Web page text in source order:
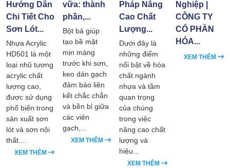
Hướng Dẫn
Chi Tiết Cho
Sơn Lót...
Nhựa Acrylic
HD501 là một
loại nhũ tương
acrylic chất
lượng cao,
được sử dụng
phổ biến trong
sản xuất sơn
lót và sơn nội
thất....
XEM THÊM
vữa: thành
phần,...
Bột bả giúp
tạo bề mặt
mịn màng
trước khi sơn,
keo dán gạch
đảm bảo liên
kết chắc chắn
và bền bỉ giữa
các viên
gạch,...
XEM THÊM
Pháp Nâng
Cao Chất
Lượng...
Dưới đây là
những điểm
nổi bật về hóa
chất ngành
nhựa và tầm
quan trọng
của chúng
trong việc
nâng cao chất
lượng và
hiệu...
XEM THÊM
Nghiệp |
CÔNG TY
CỔ PHẦN
HÓA...
XEM THÊM